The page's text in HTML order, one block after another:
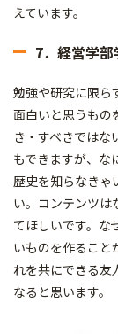
えています。
7．経営学
勉強や研究に限ら
面白いと思うもの
き・すべきではな
もできますが、な
歴史を知らなきゃ
い。コンテンツは
てほしいです。な
いものを作ること
れを共にできる友
なると思います。